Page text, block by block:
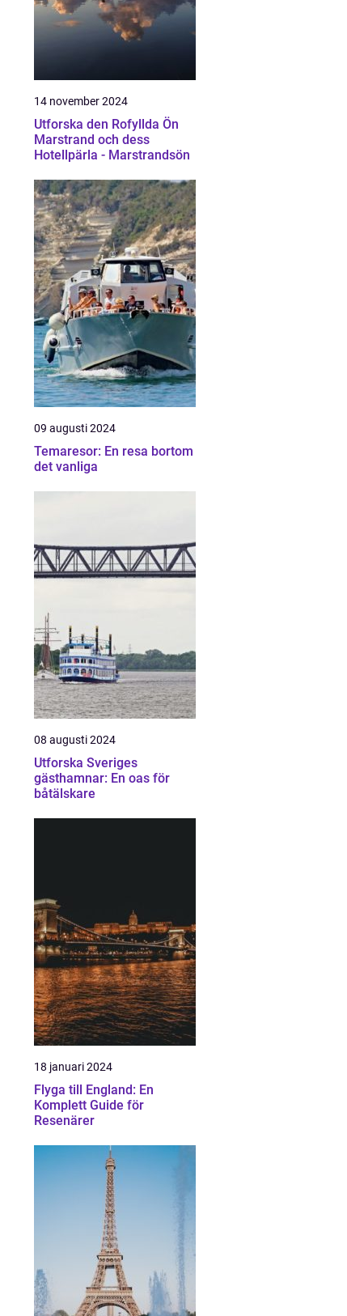
14 november 2024
Utforska den Rofyllda Ön
Marstrand och dess
Hotellpärla - Marstrandsön
09 augusti 2024
Temaresor: En resa bortom
det vanliga
08 augusti 2024
Utforska Sveriges
gästhamnar: En oas för
båtälskare
18 januari 2024
Flyga till England: En
Komplett Guide för
Resenärer